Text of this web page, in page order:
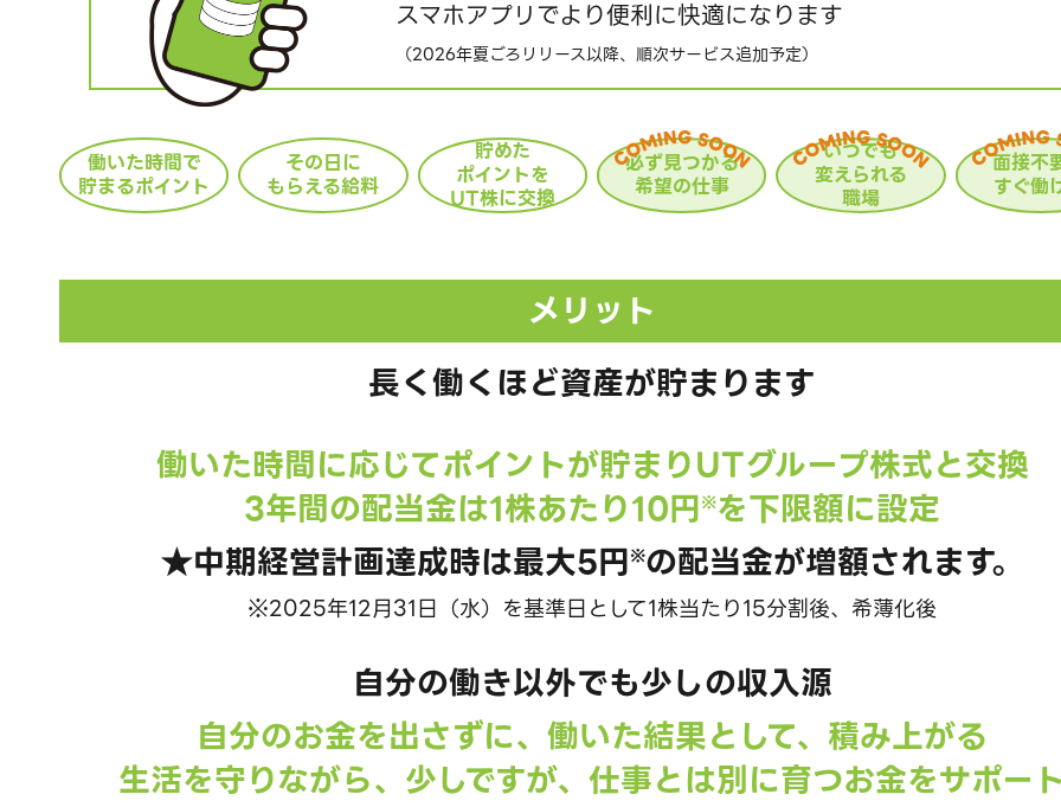
スマホアプリでより便利に快適になります
（2026年夏ごろリリース以降、順次サービス追加予定）
働いた時間で
貯まるポイント
その日に
もらえる給料
貯めた
ポイントを
UT株に交換
必ず見つかる
希望の仕事
いつでも
変えられる
職場
面接不
すぐ働
メリット
長く働くほど資産が貯まります
働いた時間に応じてポイントが貯まりUTグループ株式と交換
3年間の配当金は1株あたり10円※を下限額に設定
★中期経営計画達成時は最大5円※の配当金が増額されます。
※2025年12月31日（水）を基準日として1株当たり15分割後、希薄化後
自分の働き以外でも少しの収入源
自分のお金を出さずに、 働いた結果として、積み上がる
生活を守りながら、少しですが、 仕事とは別に育つお金をサポー